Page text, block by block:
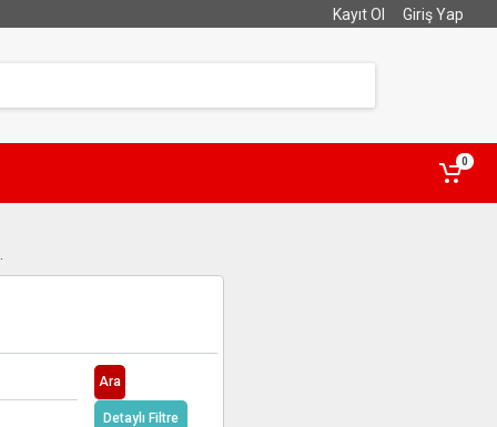
Kayıt Ol Giriş Yap
0
Ara
Detaylı Filtre